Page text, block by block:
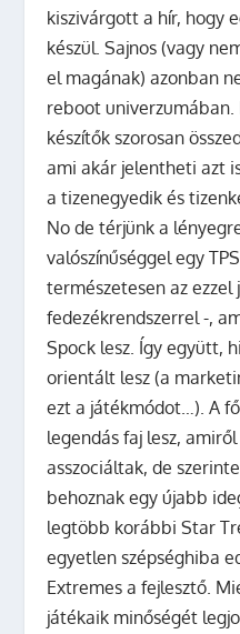
kiszivárgott a hír, hogy
készül. Sajnos (vagy
el magának) azonban
reboot univerzumában.
készítők szorosan
ami akár jelentheti azt
a tizenegyedik és
No de térjünk a
valószínűséggel egy
természetesen az ezzel
fedezékrendszerrel -,
Spock lesz. Így együtt,
orientált lesz (a
ezt a játékmódot…). A
legendás faj lesz,
asszociáltak, de
behoznak egy újabb
legtöbb korábbi Star
egyetlen szépséghiba
Extremes a fejlesztő.
játékaik minőségét